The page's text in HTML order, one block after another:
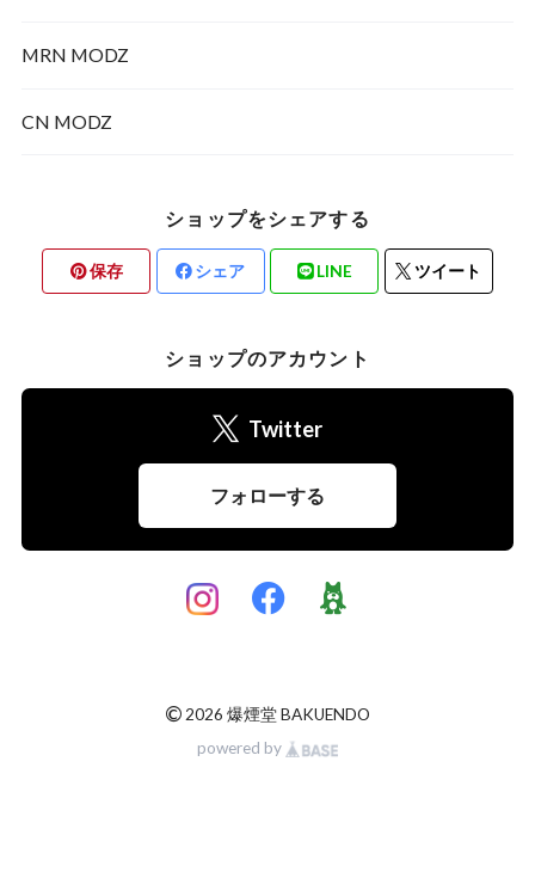
RDA
MRN MODZ
CN MODZ
ショップをシェアする
保存 シェア LINE ツイート
ショップのアカウント
Twitter
フォローする
© 2026 爆煙堂 BAKUENDO
powered by